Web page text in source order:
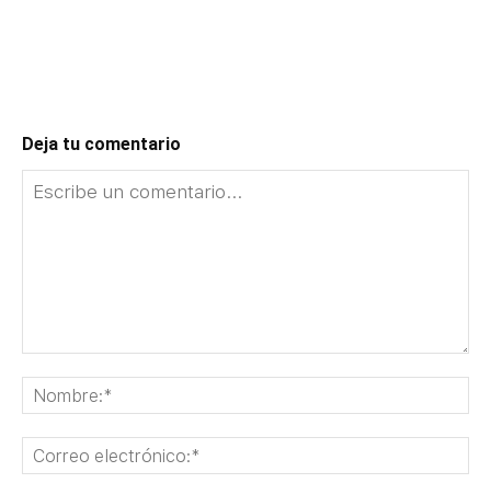
Deja tu comentario